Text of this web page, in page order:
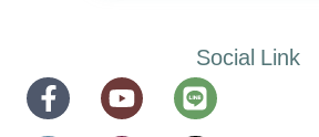
Social Link